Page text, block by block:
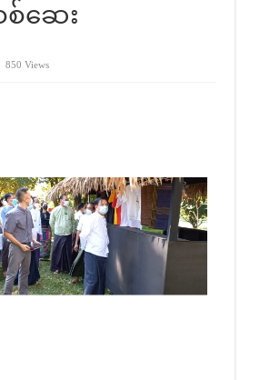
ဆေး
850 Views